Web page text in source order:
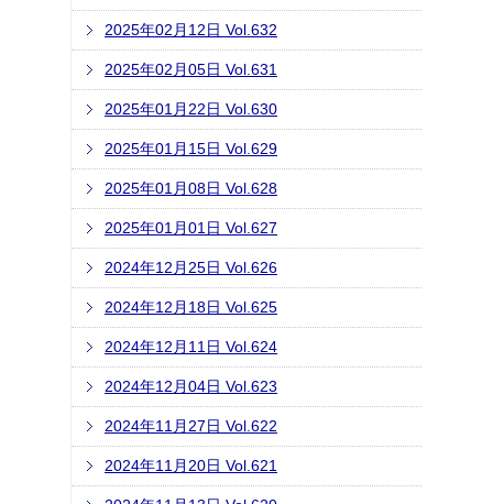
2025年02月12日 Vol.632
2025年02月05日 Vol.631
2025年01月22日 Vol.630
2025年01月15日 Vol.629
2025年01月08日 Vol.628
2025年01月01日 Vol.627
2024年12月25日 Vol.626
2024年12月18日 Vol.625
2024年12月11日 Vol.624
2024年12月04日 Vol.623
2024年11月27日 Vol.622
2024年11月20日 Vol.621